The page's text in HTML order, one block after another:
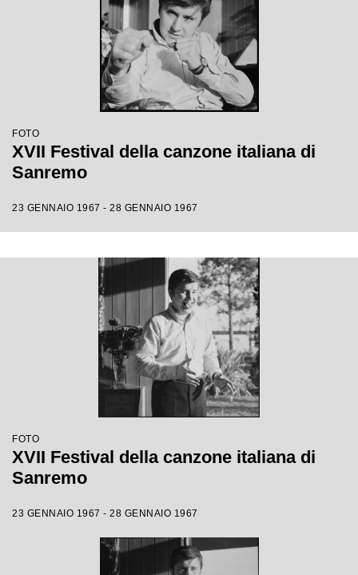
FOTO
XVII Festival della canzone italiana di
Sanremo
23 GENNAIO 1967 - 28 GENNAIO 1967
FOTO
XVII Festival della canzone italiana di
Sanremo
23 GENNAIO 1967 - 28 GENNAIO 1967